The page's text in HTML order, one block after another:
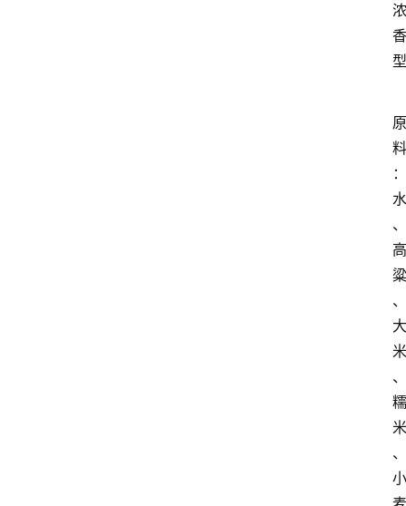
浓
香
型
原
料
：
水
、
高
粱
、
大
米
、
糯
米
、
小